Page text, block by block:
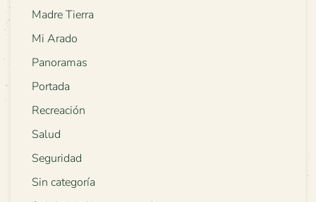
Madre Tierra
Mi Arado
Panoramas
Portada
Recreación
Salud
Seguridad
Sin categoría